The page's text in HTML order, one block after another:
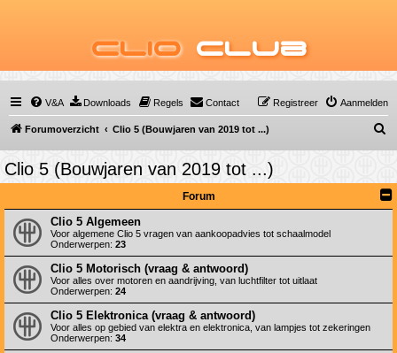
Clio Club
V&A Downloads Regels Contact Aanmelden
Registreer
Forumoverzicht Clio 5 (Bouwjaren van 2019 tot ...)
o
k
Clio 5 (Bouwjaren van 2019 tot ...)
Forum
Clio 5 Algemeen
Voor algemene Clio 5 vragen van aankoopadvies tot schaalmodel
Onderwerpen: 23
Clio 5 Motorisch (vraag & antwoord)
Voor alles over motoren en aandrijving, van luchtfilter tot uitlaat
Onderwerpen: 24
Clio 5 Elektronica (vraag & antwoord)
Voor alles op gebied van elektra en elektronica, van lampjes tot zekeringen
Onderwerpen: 34